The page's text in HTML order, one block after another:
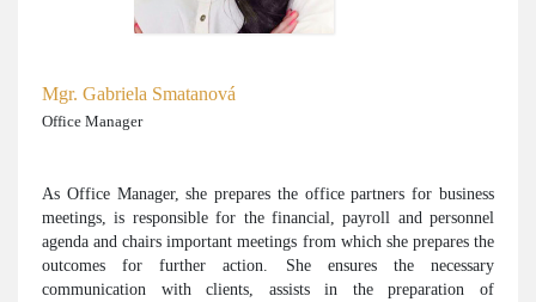
Mgr. Gabriela Smatanová
Office Manager
As Office Manager, she prepares the office partners for business
meetings, is responsible for the financial, payroll and personnel
agenda and chairs important meetings from which she prepares the
outcomes for further action. She ensures the necessary
communication with clients, assists in the preparation of